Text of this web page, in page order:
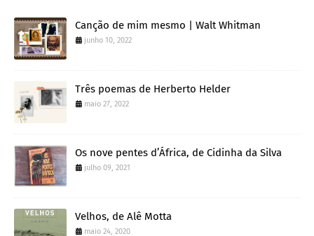
Canção de mim mesmo | Walt Whitman
junho 10, 2022
Três poemas de Herberto Helder
maio 27, 2022
Os nove pentes d’África, de Cidinha da Silva
julho 09, 2021
Velhos, de Alê Motta
maio 24, 2020